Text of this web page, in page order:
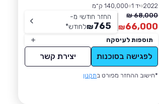
2022 יד 1
140,000 ק״מ
68,000 ₪
66,000
₪
החזר חודשי מ-
765
₪לחודש*
תוספות לעיסקה
לפגישה בסוכנות יצירת קשר
*חישוב ההחזר מפורט בתקנון